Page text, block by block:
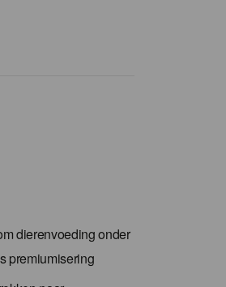
dierenvoeding onder
premiumisering